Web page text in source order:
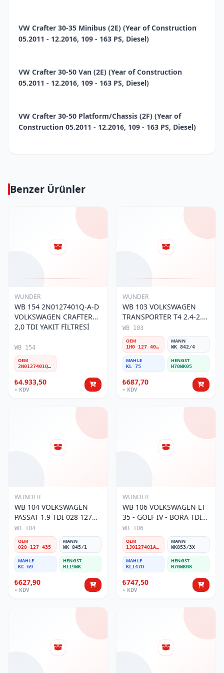
VW Crafter 30-35 Minibus (2E) (Year of Construction
05.2011 - 12.2016, 109 - 163 PS, Diesel)
VW Crafter 30-50 Van (2E) (Year of Construction
05.2011 - 12.2016, 109 - 163 PS, Diesel)
VW Crafter 30-50 Platform/Chassis (2F) (Year of
Construction 05.2011 - 12.2016, 109 - 163 PS, Diesel)
Benzer Ürünler
WUNDER
WB 154 2N0127401Q-A-D
VOLKSWAGEN CRAFTER
2,0 TDI YAKIT FİLTRESİ
WB 154
OEM
2N0127401Q-A-D
₺4.933,50
+ KDV
WUNDER
WB 103 VOLKSWAGEN
TRANSPORTER T4 2.4-2.5
MOTOR- CADDY E.M 1H0
127 401 C Yakıt/Mazot
Filtresi
WB 103
OEM
1H0 127 401 C
MANN
WK 842/4
MAHLE
KL 75
HENGST
H70WK05
₺687,70
+ KDV
WUNDER
WB 104 VOLKSWAGEN
PASSAT 1.9 TDI 028 127
435 Yakıt/Mazot Filtresi
WB 104
OEM
028 127 435
MANN
WK 845/1
MAHLE
KC 69
HENGST
H119WK
₺627,90
+ KDV
WUNDER
WB 106 VOLKSWAGEN LT
35 - GOLF IV - BORA TDI
1J0 127 401 Yakıt/Mazot
Filtresi
WB 106
OEM
1J0127401A/2D0127399/1J0127399A
MANN
WK853/3X
MAHLE
KL147D
HENGST
H70WK08
₺747,50
+ KDV